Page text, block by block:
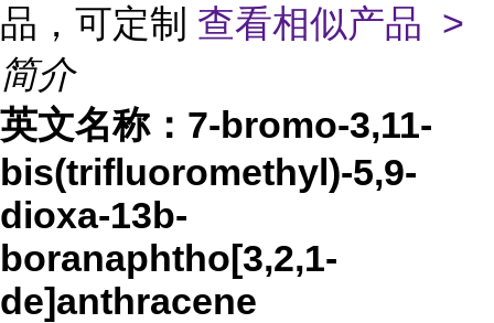
品，可定制 查看相似产品 >
简介
英文名称： 7-bromo-3,11-
bis(trifluoromethyl)-5,9-
dioxa-13b-
boranaphtho[3,2,1-
de]anthracene